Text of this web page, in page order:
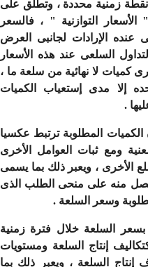
نقطة زمنية محددة ، وتطلق على
التوازنية " ، فالسعر
عنده الإرادات لجانبى العرض
السلعى عند هذه الأسعار
كميات لا نهائية من سلعة ما ،
إلا مدى إستعياب الكميات
.
المطلوبة ترتبط عكسيا
ومع ثبات العوامل الأخرى
الأخرى ، ويعبر ذلك بما يسمى
منه على منحى الطلب الذى
وسعر السلعة .
السلعة خلال فترة زمنية
إنتاج السلعة ومستويات
إنتاج السلعة ، ويعبر ذلك بما